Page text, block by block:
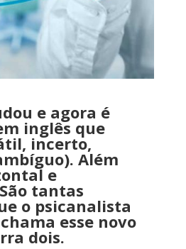
e agora é
inglês que
incerto,
Além
e
tantas
o psicanalista
esse novo
dois.